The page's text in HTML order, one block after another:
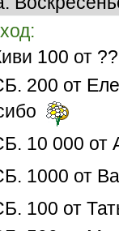
100 от
200 от
10 000 от
1000 от
100 от